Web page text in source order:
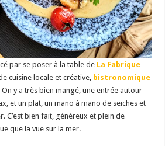
par se poser à la table de La Fabrique
cuisine locale et créative, bistronomique
y a très bien mangé, une entrée autour
et un plat, un mano à mano de seiches et
C’est bien fait, généreux et plein de
que la vue sur la mer.